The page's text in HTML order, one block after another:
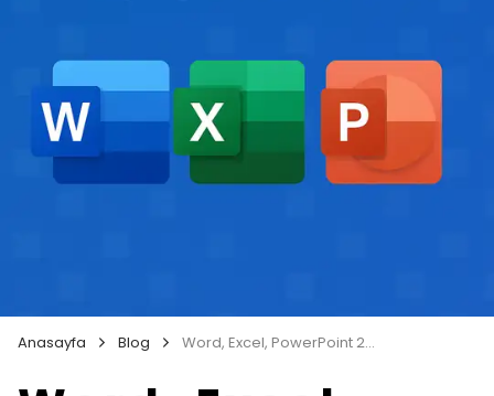
Anasayfa Blog Word, Excel, PowerPoint 2024 Neler Sunuyor? Karşılaştırmalı Rehber